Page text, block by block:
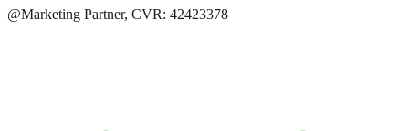
@Marketing Partner, CVR: 42423378